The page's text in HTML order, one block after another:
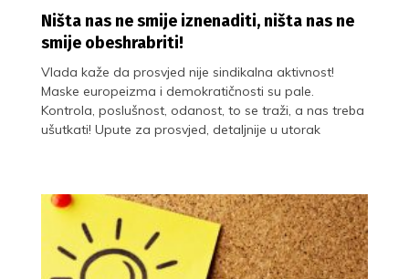
Ništa nas ne smije iznenaditi, ništa nas ne
smije obeshrabriti!
Vlada kaže da prosvjed nije sindikalna aktivnost!
Maske europeizma i demokratičnosti su pale.
Kontrola, poslušnost, odanost, to se traži, a nas treba
ušutkati! Upute za prosvjed, detaljnije u utorak